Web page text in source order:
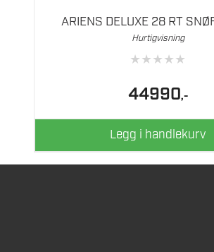
ARIENS DELUXE 28 RT
Hurtigvisning
★★★★★
44990,-
Legg i handlekurv